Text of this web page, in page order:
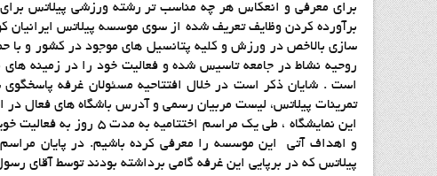
برای معرفی و انعکاس هر چه مناسب تر رشته ورزشی پیلاتس برای
برآورده کردن وظایف تعریف شده از سوی موسسه پیلاتس ایرانیان
سازی بالاخص در ورزش و کلیه پتانسیل های موجود در کشور و با
روحیه نشاط در جامعه تاسیس شده و فعالیت خود را در زمینه های
است . شایان ذکر است در خلال افتتاحیه مسئولان غرفه پاسخگوی
تمرینات پیلاتس، لیست مربیان رسمی و آدرس باشگاه های فعال در
این نمایشگاه ، طی یک
و اهداف آتی این موسسه را معرفی کرده باشیم. در پایان
پیلاتس که در برپایی این غرفه گامی برداشته بودند توسط آقای